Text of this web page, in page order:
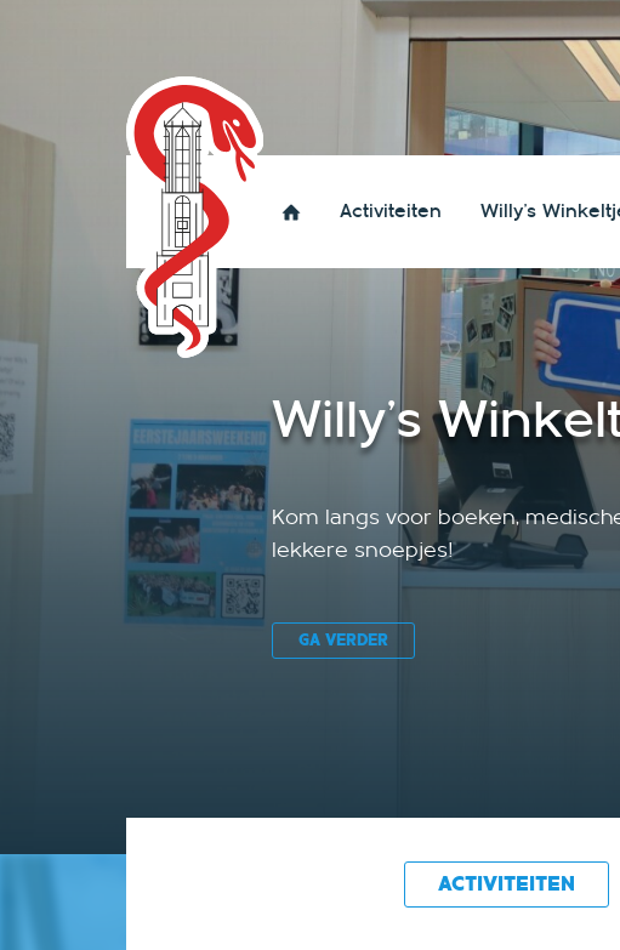
Activiteiten Willy's
Welkom bij
Welkom bij de studievereniging
geneeskundestudenten in Utrecht!
GA VERDER
ACTIVITEITEN